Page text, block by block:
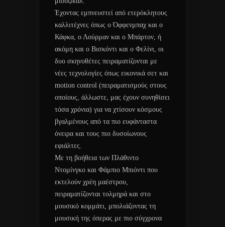
Έχοντας εμπνευστεί από ετερόκλητους
καλλιτέχνες όπως ο Όφφενμπαχ και ο
Κάφκα, ο Λούρμαν και ο Μπάρτον, ή
ακόμη και ο Βισκόντι και ο Φελίνι, οι
δυο σκηνοθέτες πειραματίζονται με
νέες τεχνολογίες όπως εικονικά σετ και
motion control (πειραματισμούς στους
οποίους, άλλωστε, μας έχουν συνηθίσει
τόσα χρόνια) για να χτίσουν κόσμους
βγαλμένους από τα πιο ευφάνταστα
όνειρα και τους πιο δυσοίωνους
εφιάλτες.
Με τη βοήθεια των Πλάθιντο
Ντομίνγκο και Φάμπιο Μπιόντι που
εκτελούν χρέη μαέστρου,
πειραματίζονται τολμηρά και στο
μουσικό κομμάτι, μπολιάζοντας τη
μουσική της όπερας με πιο σύγχρονα